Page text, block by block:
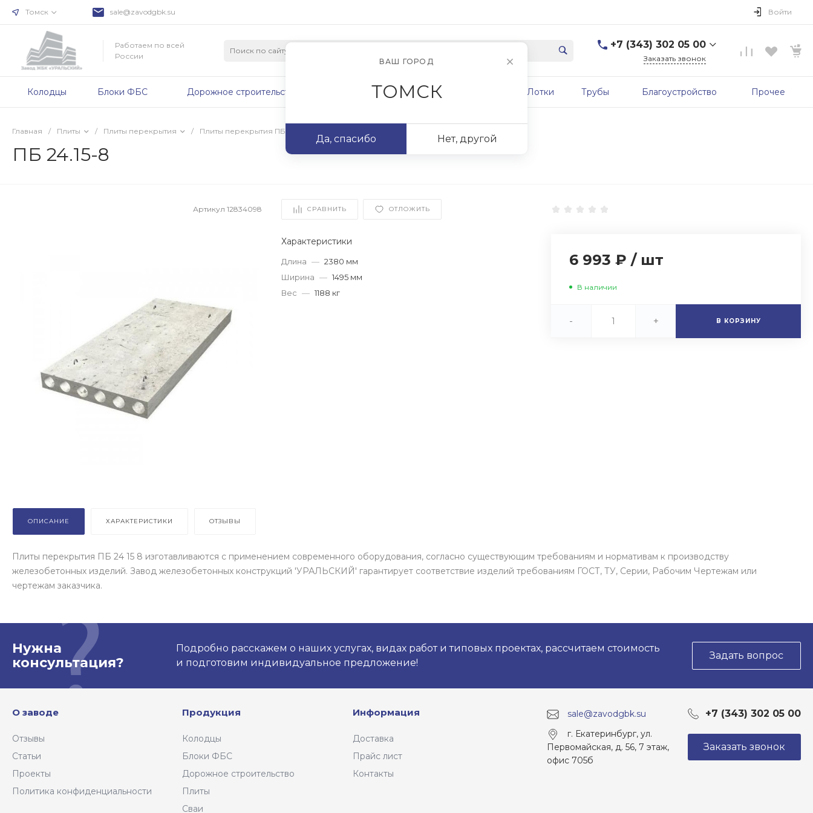
Томск sale@zavodgbk.su Войти
Работаем по всей
России
+7 (343) 302 05 00
г. Екатеринбург, ул.
Заказать звонок
Колодцы Блоки ФБС Дорожное строительство Сваи Лотки Трубы Благоустройство Прочее
Главная / Плиты / Плиты перекрытия / Плиты перекрытия ПБ
ПБ 24.15-8
Артикул12834098 СРАВНИТЬ ОТЛОЖИТЬ
Характеристики
Длина — 2380 мм
Ширина — 1495 мм
Вес — 1188 кг
6 993 ₽ / шт
В наличии
- + В КОРЗИНУ
ОПИСАНИЕ ХАРАКТЕРИСТИКИ ОТЗЫВЫ
Плиты перекрытия ПБ 24 15 8 изготавливаются с применением современного оборудования, согласно существующим требованиям и нормативам к производству
железобетонных изделий. Завод железобетонных конструкций 'УРАЛЬСКИЙ' гарантирует соответствие изделий требованиям ГОСТ, ТУ, Серии, Рабочим Чертежам или
чертежам заказчика.
Нужна
консультация?
Подробно расскажем о наших услугах, видах работ и типовых проектах, рассчитаем стоимость
и подготовим индивидуальное предложение!
Задать вопрос
О заводе
Отзывы
Статьи
Проекты
Политика конфиденциальности
Продукция
Колодцы
Блоки ФБС
Дорожное строительство
Плиты
Сваи
Информация
Доставка
Прайс лист
Контакты
sale@zavodgbk.su +7 (343) 302 05 00
г. Екатеринбург, ул.
Первомайская, д. 56, 7 этаж,
офис 705б
Заказать звонок
ВАШ ГОРОД
ТОМСК
Да, спасибо Нет, другой